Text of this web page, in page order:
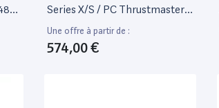
Series X/S / PC Thrustmaster
Ts-Xw Racer Sparco P310
Competition Mod
Une offre à partir de :
574,00 €